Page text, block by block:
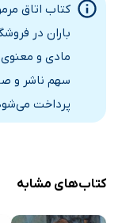
کتاب اتاق
باران در
مادی و معنوی
سهم ناشر و
پرداخت
کتاب‌های مشابه